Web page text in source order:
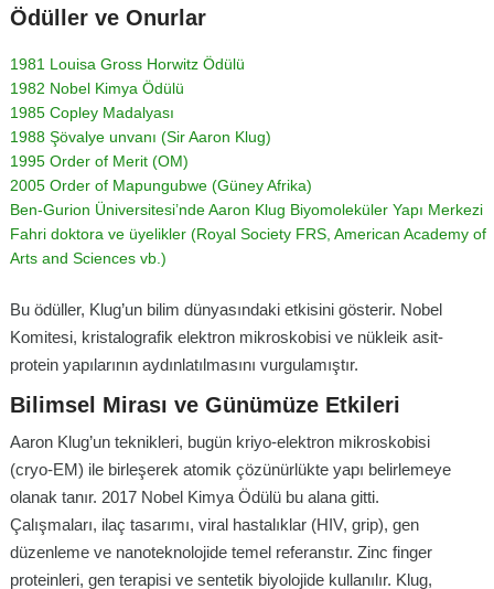
Ödüller ve Onurlar
1981 Louisa Gross Horwitz Ödülü
1982 Nobel Kimya Ödülü
1985 Copley Madalyası
1988 Şövalye unvanı (Sir Aaron Klug)
1995 Order of Merit (OM)
2005 Order of Mapungubwe (Güney Afrika)
Ben-Gurion Üniversitesi’nde Aaron Klug Biyomoleküler Yapı Merkezi
Fahri doktora ve üyelikler (Royal Society FRS, American Academy of
Arts and Sciences vb.)
Bu ödüller, Klug’un bilim dünyasındaki etkisini gösterir. Nobel
Komitesi, kristalografik elektron mikroskobisi ve nükleik asit-
protein yapılarının aydınlatılmasını vurgulamıştır.
Bilimsel Mirası ve Günümüze Etkileri
Aaron Klug’un teknikleri, bugün kriyo-elektron mikroskobisi
(cryo-EM) ile birleşerek atomik çözünürlükte yapı belirlemeye
olanak tanır. 2017 Nobel Kimya Ödülü bu alana gitti.
Çalışmaları, ilaç tasarımı, viral hastalıklar (HIV, grip), gen
düzenleme ve nanoteknolojide temel referanstır. Zinc finger
proteinleri, gen terapisi ve sentetik biyolojide kullanılır. Klug,